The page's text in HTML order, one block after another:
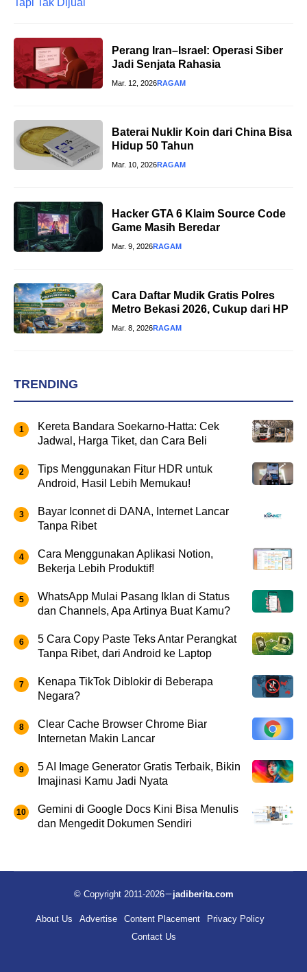
Perang Iran–Israel: Operasi Siber
Jadi Senjata Rahasia
Mar. 12, 2026RAGAM
Baterai Nuklir Koin dari China Bisa
Hidup 50 Tahun
Mar. 10, 2026RAGAM
Hacker GTA 6 Klaim Source Code
Game Masih Beredar
Mar. 9, 2026RAGAM
Cara Daftar Mudik Gratis Polres
Metro Bekasi 2026, Cukup dari HP
Mar. 8, 2026RAGAM
TRENDING
Kereta Bandara Soekarno-Hatta: Cek
Jadwal, Harga Tiket, dan Cara Beli
Tips Menggunakan Fitur HDR untuk
Android, Hasil Lebih Memukau!
Bayar Iconnet di DANA, Internet Lancar
Tanpa Ribet
Cara Menggunakan Aplikasi Notion,
Bekerja Lebih Produktif!
WhatsApp Mulai Pasang Iklan di Status
dan Channels, Apa Artinya Buat Kamu?
5 Cara Copy Paste Teks Antar Perangkat
Tanpa Ribet, dari Android ke Laptop
Kenapa TikTok Diblokir di Beberapa
Negara?
Clear Cache Browser Chrome Biar
Internetan Makin Lancar
5 AI Image Generator Gratis Terbaik, Bikin
Imajinasi Kamu Jadi Nyata
Gemini di Google Docs Kini Bisa Menulis
dan Mengedit Dokumen Sendiri
© Copyright 2011-2026 jadiberita.com
About Us Advertise Content Placement
Privacy Policy
Contact Us